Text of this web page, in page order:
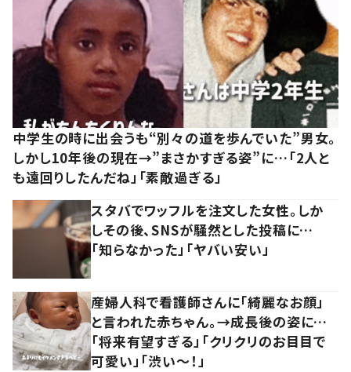
中学生の時に出会うも“別々の道を歩んでいた”男女。
しかし10年後の現在→”まさかすぎる姿”に…「2人と
も遠回りしたんだね」「素敵過ぎる」
スタバでワッフルを注文した女性。しか
しその後、SNSが騒然とした投稿に…
「知らなかった」「ヤバい安い」
産婦人科で看護師さんに「綺麗なお顔」
と言われた赤ちゃん。→成長後の姿に…
「将来有望すぎる」「クリクリのお目目で
可愛い」「渋い～！」